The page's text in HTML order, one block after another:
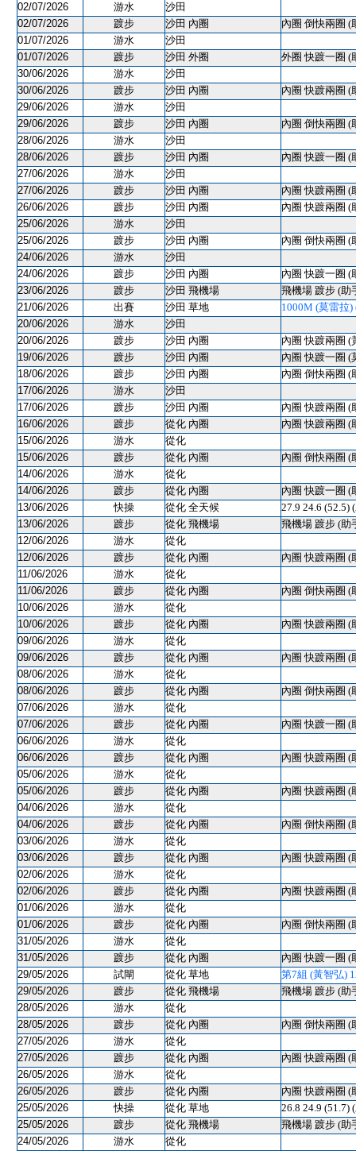
02/07/2026
游水
沙田
02/07/2026
踱步 沙田 內圈
內圈 倒快兩圈 (
01/07/2026
游水
沙田
01/07/2026
踱步 沙田 外圈
外圈 快踱一圈 (
30/06/2026
游水
沙田
30/06/2026
踱步 沙田 內圈
內圈 快踱兩圈 (
29/06/2026
游水
沙田
29/06/2026
踱步 沙田 內圈
內圈 倒快兩圈 (
28/06/2026
游水
沙田
28/06/2026
踱步 沙田 內圈
內圈 快踱一圈 (
27/06/2026
游水
沙田
27/06/2026
踱步 沙田 內圈
內圈 快踱兩圈 (
26/06/2026
踱步 沙田 內圈
內圈 快踱兩圈 (
25/06/2026
游水
沙田
25/06/2026
踱步 沙田 內圈
內圈 倒快兩圈 (
24/06/2026
游水
沙田
24/06/2026
踱步 沙田 內圈
內圈 快踱一圈 (
23/06/2026
踱步 沙田 飛機場
飛機場 踱步 (助
21/06/2026
出賽 沙田 草地
1000M (莫雷拉)
20/06/2026
游水
沙田
20/06/2026
踱步 沙田 內圈
內圈 快踱兩圈 (
19/06/2026
踱步 沙田 內圈
內圈 快踱一圈 (
18/06/2026
踱步 沙田 內圈
內圈 倒快兩圈 (
17/06/2026
游水
沙田
17/06/2026
踱步 沙田 內圈
內圈 快踱兩圈 (
16/06/2026
踱步 從化 內圈
內圈 快踱兩圈 (
15/06/2026
游水
從化
15/06/2026
踱步 從化 內圈
內圈 倒快兩圈 (
14/06/2026
游水
從化
14/06/2026
踱步 從化 內圈
內圈 快踱一圈 (
13/06/2026
快操 從化 全天候
27.9 24.6 (52.5)
13/06/2026
踱步 從化 飛機場
飛機場 踱步 (助
12/06/2026
游水
從化
12/06/2026
踱步 從化 內圈
內圈 快踱兩圈 (
11/06/2026
游水
從化
11/06/2026
踱步 從化 內圈
內圈 倒快兩圈 (
10/06/2026
游水
從化
10/06/2026
踱步 從化 內圈
內圈 快踱兩圈 (
09/06/2026
游水
從化
09/06/2026
踱步 從化 內圈
內圈 快踱兩圈 (
08/06/2026
游水
從化
08/06/2026
踱步 從化 內圈
內圈 倒快兩圈 (
07/06/2026
游水
從化
07/06/2026
踱步 從化 內圈
內圈 快踱一圈 (
06/06/2026
游水
從化
06/06/2026
踱步 從化 內圈
內圈 快踱兩圈 (
05/06/2026
游水
從化
05/06/2026
踱步 從化 內圈
內圈 快踱兩圈 (
04/06/2026
游水
從化
04/06/2026
踱步 從化 內圈
內圈 倒快兩圈 (
03/06/2026
游水
從化
03/06/2026
踱步 從化 內圈
內圈 快踱兩圈 (
02/06/2026
游水
從化
02/06/2026
踱步 從化 內圈
內圈 快踱兩圈 (
01/06/2026
游水
從化
01/06/2026
踱步 從化 內圈
內圈 倒快兩圈 (
31/05/2026
游水
從化
31/05/2026
踱步 從化 內圈
內圈 快踱一圈 (
29/05/2026
試閘 從化 草地
第7組 (黃智弘)
29/05/2026
踱步 從化 飛機場
飛機場 踱步 (助
28/05/2026
游水
從化
28/05/2026
踱步 從化 內圈
內圈 倒快兩圈 (
27/05/2026
游水
從化
27/05/2026
踱步 從化 內圈
內圈 快踱兩圈 (
26/05/2026
游水
從化
26/05/2026
踱步 從化 內圈
內圈 快踱兩圈 (
25/05/2026
快操 從化 草地
26.8 24.9 (51.7)
25/05/2026
踱步 從化 飛機場
飛機場 踱步 (助
24/05/2026
游水
從化